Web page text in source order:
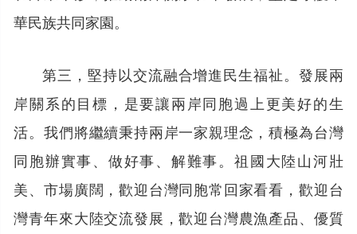
華民族共同家園。
第三，堅持以交流融合增進民生福祉。發展兩
岸關系的目標，是要讓兩岸同胞過上更美好的生
活。我們將繼續秉持兩岸一家親理念，積極為台灣
同胞辦實事、做好事、解難事。祖國大陸山河壯
美、市場廣闊，歡迎台灣同胞常回家看看，歡迎台
灣青年來大陸交流發展，歡迎台灣農漁產品、優質